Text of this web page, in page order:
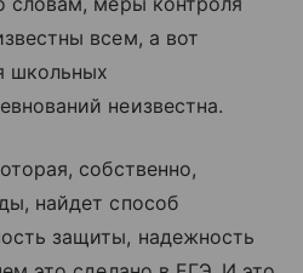
всем, а вот
школьных
неизвестна.
собственно,
найдет способ
защиты, надежность